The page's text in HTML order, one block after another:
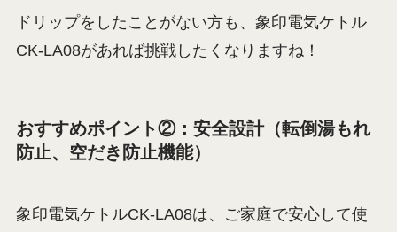
ドリップをしたことがない方も、象印電気ケトル
CK-LA08があれば挑戦したくなりますね！
おすすめポイント②：安全設計（転倒湯もれ
防止、空だき防止機能）
象印電気ケトルCK-LA08は、ご家庭で安心して使